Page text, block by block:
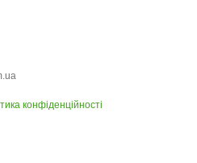
конфіденційності